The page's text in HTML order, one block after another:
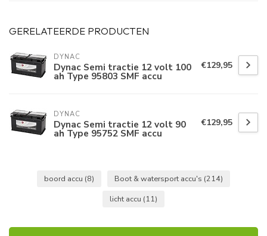
GERELATEERDE PRODUCTEN
DYNAC
Dynac Semi tractie 12 volt 100
ah Type 95803 SMF accu
€129,95
DYNAC
Dynac Semi tractie 12 volt 90
ah Type 95752 SMF accu
€129,95
boord accu (8) Boot & watersport accu's (214)
licht accu (11)